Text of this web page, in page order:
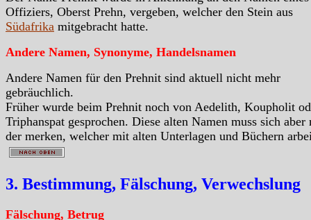
Offiziers, Oberst Prehn, vergeben, welcher den Stein aus
Südafrika mitgebracht hatte.
Andere Namen, Synonyme, Handelsnamen
Andere Namen für den Prehnit sind aktuell nicht mehr
gebräuchlich.
Früher wurde beim Prehnit noch von Aedelith, Koupholit
Triphanspat gesprochen. Diese alten Namen muss sich aber
der merken, welcher mit alten Unterlagen und Büchern
3. Bestimmung, Fälschung, Verwechslung
Fälschung, Betrug